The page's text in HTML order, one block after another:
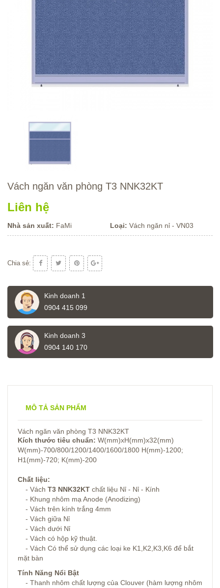
Vách ngăn văn phòng T3 NNK32KT
Liên hệ
Nhà sản xuất: FaMi Loại: Vách ngăn nỉ - VN03
Chia sẻ:
Kinh doanh 1
0904 415 099
Kinh doanh 3
0904 140 170
MÔ TẢ SẢN PHẨM
Vách ngăn văn phòng T3 NNK32KT
Kích thước tiêu chuẩn: W(mm)xH(mm)x32(mm)
W(mm)-700/800/1200/1400/1600/1800 H(mm)-1200;
H1(mm)-720; K(mm)-200
Chất liệu:
- Vách T3 NNK32KT chất liệu Nỉ - Nỉ - Kính
- Khung nhôm mạ Anode (Anodizing)
- Vách trên kính trắng 4mm
- Vách giữa Nỉ
- Vách dưới Nỉ
- Vách có hộp kỹ thuật.
- Vách Có thể sử dụng các loại ke K1,K2,K3,K6 để bắt
mặt bàn
Tính Năng Nổi Bật
- Thanh nhôm chất lượng của Clouver (hàm lượng nhôm